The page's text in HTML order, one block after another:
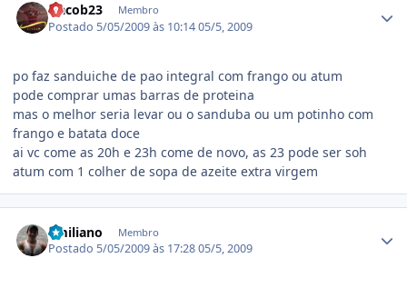
cjacob23 Membro
Postado 5/05/2009 às 10:1405/5, 2009
po faz sanduiche de pao integral com frango ou atum
pode comprar umas barras de proteina
mas o melhor seria levar ou o sanduba ou um potinho com
frango e batata doce
ai vc come as 20h e 23h come de novo, as 23 pode ser soh
atum com 1 colher de sopa de azeite extra virgem
Emiliano Membro
Postado 5/05/2009 às 17:2805/5, 2009